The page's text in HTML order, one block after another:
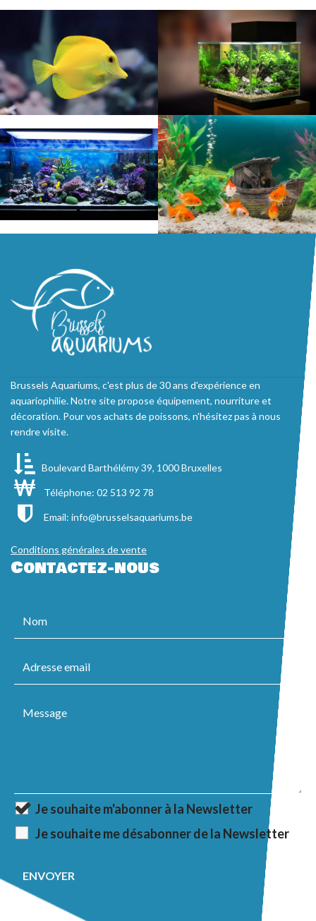
Brussels Aquariums, c'est plus de 30 ans d'expérience en
aquariophilie. Notre site propose équipement, nourriture et
décoration. Pour vos achats de poissons, n'hésitez pas à nous
rendre visite.
Boulevard Barthélémy 39, 1000 Bruxelles
Téléphone: 02 513 92 78
Email: info@brusselsaquariums.be
Conditions générales de vente
Contactez-nous
Je souhaite m'abonner à la Newsletter
Je souhaite me désabonner de la Newsletter